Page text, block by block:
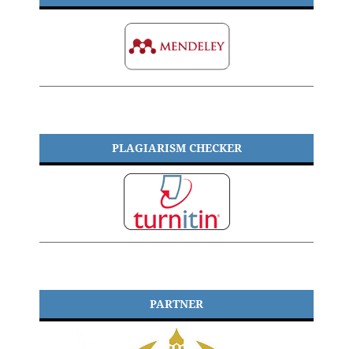
PLAGIARISM CHECKER
PARTNER